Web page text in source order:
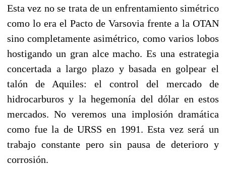
Esta vez no se trata de un enfrentamiento simétrico
como lo era el Pacto de Varsovia frente a la OTAN
sino completamente asimétrico, como varios lobos
hostigando un gran alce macho. Es una estrategia
concertada a largo plazo y basada en golpear el
talón de Aquiles: el control del mercado de
hidrocarburos y la hegemonía del dólar en estos
mercados. No veremos una implosión dramática
como fue la de URSS en 1991. Esta vez será un
trabajo constante pero sin pausa de deterioro y
corrosión.